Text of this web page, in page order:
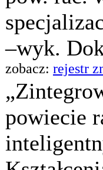
–wyk.
zobacz: rejestr
powiecie